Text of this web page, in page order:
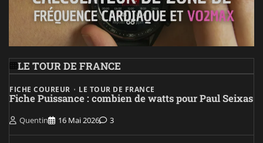
LE TOUR DE FRANCE
FICHE COUREUR LE TOUR DE FRANCE
Fiche Puissance : combien de watts pour Paul Seixas
Quentin 16 Mai 2026 3